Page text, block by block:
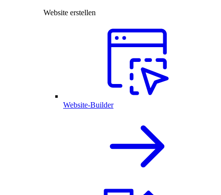
Website erstellen
Website-Builder